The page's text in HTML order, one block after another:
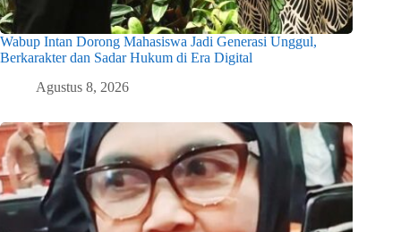
Wabup Intan Dorong Mahasiswa Jadi Generasi Unggul,
Berkarakter dan Sadar Hukum di Era Digital
Agustus 8, 2026